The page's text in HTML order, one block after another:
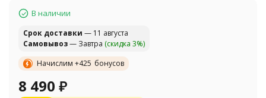
В наличии
Cрок доставки — 11 августа
Самовывоз— Завтра (скидка 3%)
Начислим +425 бонусов
8 490 ₽